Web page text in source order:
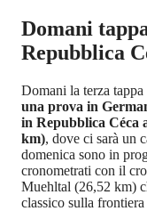
Domani
Repubblica
Domani la terza tappa
una prova in
in Repubblica Céca
km), dove ci sarà un
domenica sono in
cronometrati con il
Muehltal (26,52 km)
classico sulla